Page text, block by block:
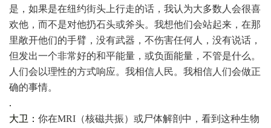
是，如果是在纽约街头上行走的话，我认为大多数人会很喜
欢他，而不是对他扔石头或斧头。我想他们会站起来，在那
里敞开他们的手臂，没有武器，不伤害任何人，没有说话，
但发出一个非常好的和平能量，或负面能量，不管是什么。
人们会以理性的方式响应。我相信人民。我相信人们会做正
确的事情。
.
大卫： 你在MRI（核磁共振）或尸体解剖中，看到这种生物